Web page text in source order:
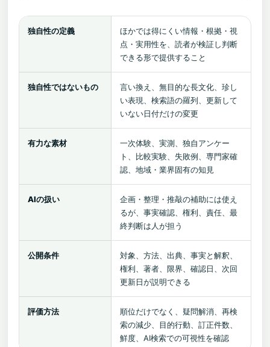
独自性の定義
ほかでは得にくい情報・根拠・視
点・実用性を、読者が検証し判断
できる形で提供すること
独自性ではないもの
言い換え、無目的な長文化、珍し
い表現、検索語の羅列、更新して
いない日付だけの変更
有力な素材
一次体験、実測、独自アンケー
ト、比較実験、失敗例、専門家確
認、地域・業界固有の知見
AIの扱い
企画・整理・推敲の補助には使え
るが、事実確認、権利、責任、最
終判断は人が担う
公開条件
対象、方法、出典、事実と解釈、
権利、著者、限界、確認日、次回
更新日が説明できる
評価方法
順位だけでなく、疑問解消、再検
索の減少、目的行動、訂正件数、
鮮度、AI検索での可視性を確認